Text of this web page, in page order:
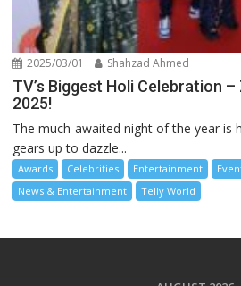
2025/03/01 Shahzad Ahmed
TV’s Biggest Holi Celebration
2025!
The much-awaited night of the year is
gears up to dazzle...
Awards Celebrities Entertainment
News & Entertainment
Telly World